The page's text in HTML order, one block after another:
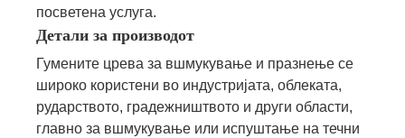
посветена услуга.
Детали за производот
Гумените црева за вшмукување и празнење се
широко користени во индустријата, облеката,
рударството, градежништвото и други области,
главно за вшмукување или испуштање на течни